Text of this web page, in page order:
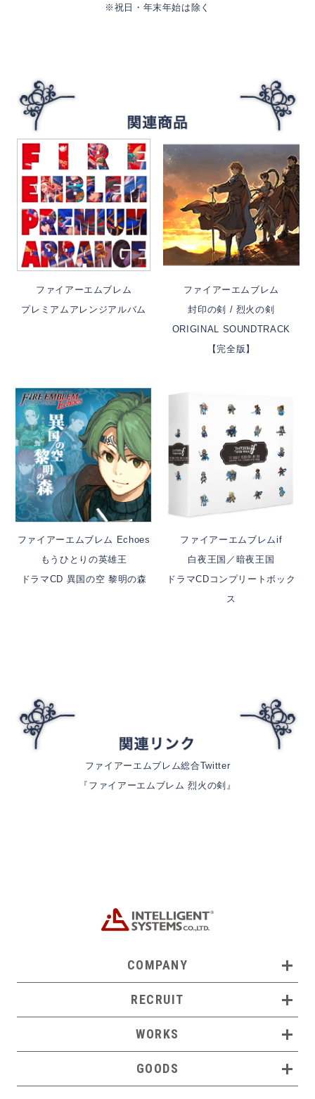
※祝日・年末年始は除く
ファイアーエムブレム
プレミアムアレンジアルバム
ファイアーエムブレム
封印の剣 / 烈火の剣
ORIGINAL SOUNDTRACK
【完全版】
ファイアーエムブレム Echoes
もうひとりの英雄王
ドラマCD 異国の空 黎明の森
ファイアーエムブレムif
白夜王国／暗夜王国
ドラマCDコンプリートボック
ス
ファイアーエムブレム総合Twitter
『ファイアーエムブレム 烈火の剣』
COMPANY
沿革
RECRUIT
インテリジェントな人々
WORKS
GOODS